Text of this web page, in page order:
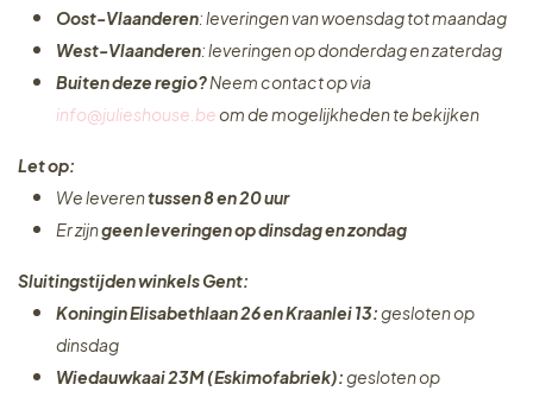
Oost-Vlaanderen: leveringen van woensdag tot maandag
West-Vlaanderen: leveringen op donderdag en zaterdag
Buiten deze regio?Neem contact op via
info@julieshouse.beom de mogelijkheden te bekijken
Let op:
We leverentussen 8 en 20 uur
Er zijngeen leveringenop dinsdag en zondag
Sluitingstijden winkels Gent:
Koningin Elisabethlaan 26 en Kraanlei 13:gesloten op
dinsdag
Wiedauwkaai 23M (Eskimofabriek):gesloten op